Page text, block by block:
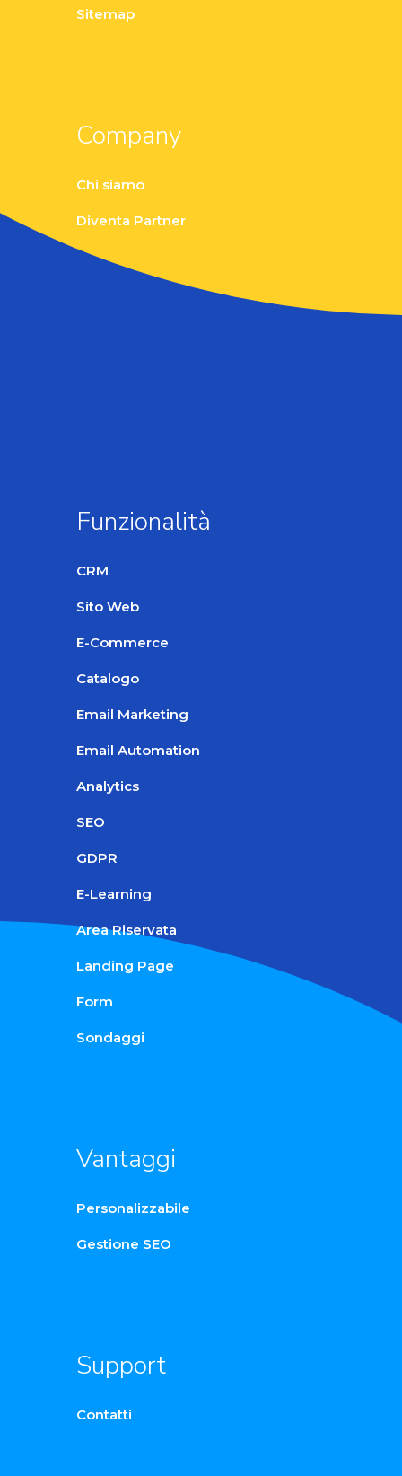
Sitemap
Company
Chi siamo
Diventa Partner
Funzionalità
CRM
Sito Web
E-Commerce
Catalogo
Email Marketing
Email Automation
Analytics
SEO
GDPR
E-Learning
Area Riservata
Landing Page
Form
Sondaggi
Vantaggi
Personalizzabile
Gestione SEO
Support
Contatti